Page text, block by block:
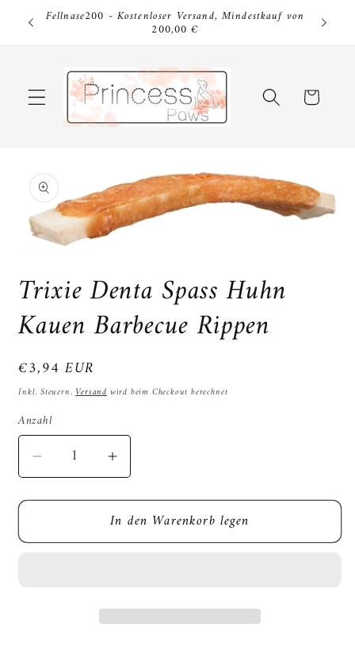
zumFellnase200 - Kostenloser Versand, Mindestkauf von
200,00 €
Warenkorb
in
Modal
Trixie Denta Spass Huhn
Kauen Barbecue Rippen
Normaler
Preis
€3,94 EUR
Inkl. Steuern.Versandwird beim Checkout berechnet
Anzahl
Verringere
die
Menge
Trixie
Erhöhe
die
Menge
für
Trixie
In den Warenkorb legen